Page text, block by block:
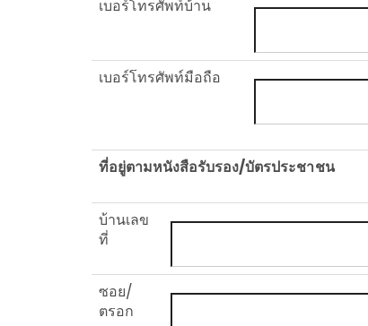
เบอร์โทรศัพท์บ้าน
เบอร์โทรศัพท์มือถือ
ที่อยู่ตามหนังสือรับรอง/บัตรประชาชน
บ้านเลข
ที่
ซอย/
ตรอก